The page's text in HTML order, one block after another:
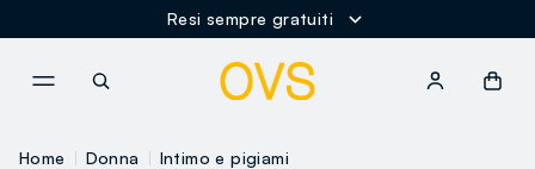
Resi sempre gratuiti
Home Donna Intimo e pigiami